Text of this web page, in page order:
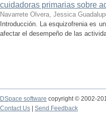
cuidadoras primarias sobre
Navarrete Olvera, Jessica
Introducción. La esquizofrenia es
afectar el desempeño de las
DSpace software copyright © 2002-
Contact Us
Send Feedback